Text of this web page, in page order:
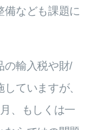
備なども課題に
の輸入税や財/
ていますが、
、もしくは一